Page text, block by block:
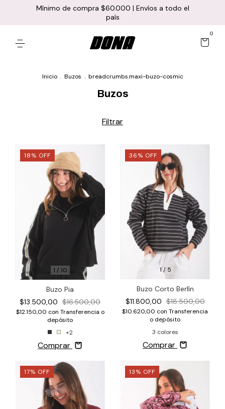
Mínimo de compra $60.000 | Envíos a todo el
país
0
Inicio . Buzos . breadcrumbs.maxi-buzo-cosmic
Buzos
Filtrar
1 / 10
18% OFF
Buzo Pia
$13.500,00 $16.500,00
$12.150,00 con Transferencia o
depósito
+2
Comprar
1/5
36% OFF
Buzo Corto Berlín
$11.800,00 $18.500,00
$10.620,00 con Transferencia
o depósito
3 colores
Comprar
17% OFF 13% OFF